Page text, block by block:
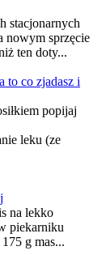
stacjonarnych
nowym sprzęcie
ten doty...
to co zjadasz i
popijaj
leku (ze
na lekko
piekarniku
g mas...